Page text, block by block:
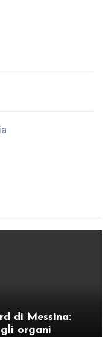
di Messina:
organi